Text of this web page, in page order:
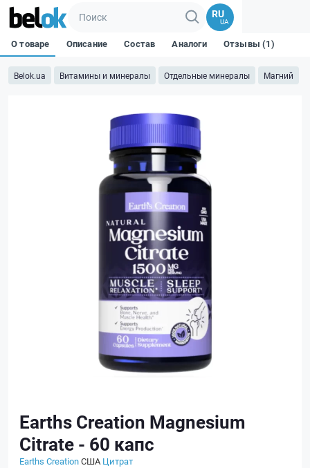
RU
UA
Belok.ua Витамины и минералы Отдельные минералы Магний
О товаре Описание Состав Аналоги Отзывы (1)
Earths Creation Magnesium
Citrate - 60 капс
Earths CreationСША Цитрат